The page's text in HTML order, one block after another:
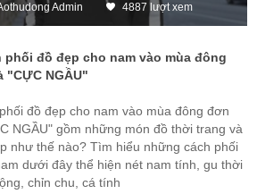
Admin 4887 lượt xem
phối đồ đẹp cho nam vào mùa đông
"CỰC NGẦU"
đồ đẹp cho nam vào mùa đông đơn
NGẦU" gồm những món đồ thời trang và
như thế nào? Tìm hiểu những cách phối
dưới đây thể hiện nét nam tính, gu thời
chỉn chu, cá tính